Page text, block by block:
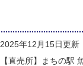
2025年12月15日更新
【直売所】まちの駅